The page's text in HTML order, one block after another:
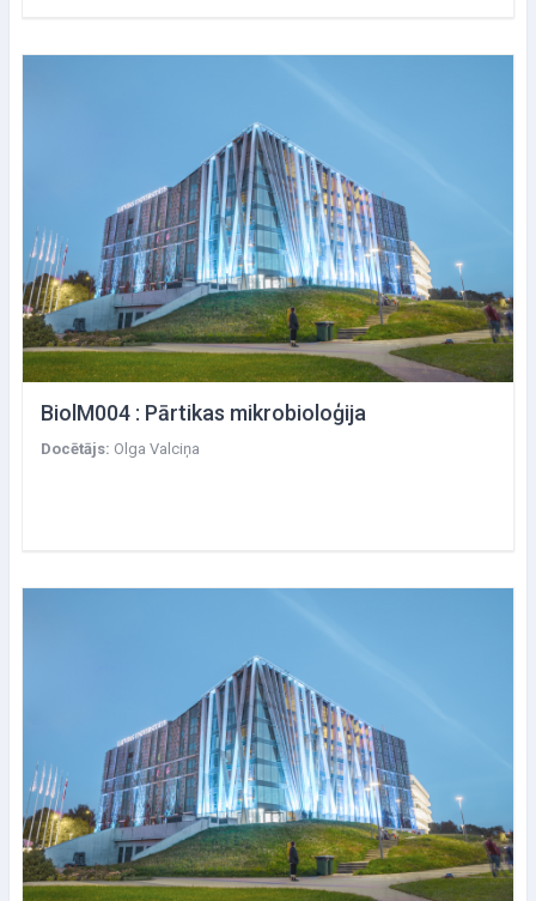
BiolM004 : Pārtikas mikrobioloģija
Docētājs: Olga Valciņa